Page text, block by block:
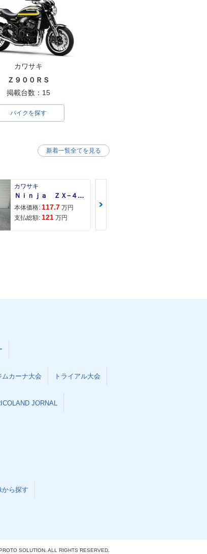
カワサキ
Ｚ９００ＲＳ
掲載台数：15
バイクを探す
カワサキ
Ｎｉｎｊａ ＺＸ−４Ｒ ＳＥ
本体価格: 117.7 万円
支払総額: 121 万円
新着一覧全てを見る
ムカーナ大会 トライアル大会
JORNAL
から探す
SOLUTION. ALL RIGHTS RESERVED.